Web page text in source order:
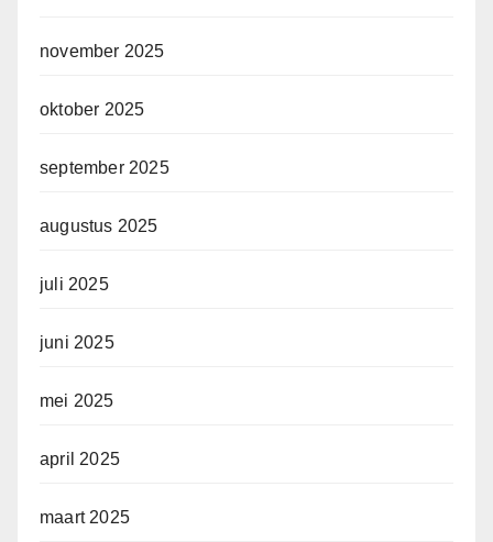
november 2025
oktober 2025
september 2025
augustus 2025
juli 2025
juni 2025
mei 2025
april 2025
maart 2025